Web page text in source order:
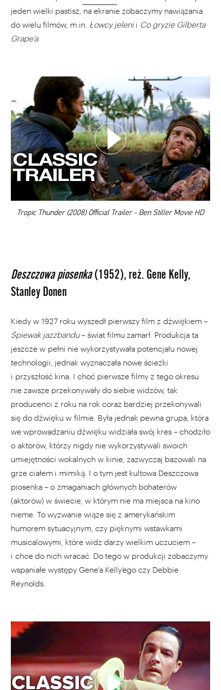
jeden wielki pastisz, na ekranie zobaczymy nawiązania
do wielu filmów, m.in. Łowcy jelenii Co gryzie Gilberta
Grape’a.
00:00
Tropic Thunder (2008) Official Trailer - Ben Stiller Movie HD
WYBIERZ SWOJĄ PLAYLISTĘ
DODAJ TEN FILM DO PLAYLISTY
Deszczowa piosenka(1952), reż. Gene Kelly,
Stanley Donen
Kiedy w 1927 roku wyszedł pierwszy film z dźwiękiem –
Śpiewak jazzbandu– świat filmu zamarł. Produkcja ta
jeszcze w pełni nie wykorzystywała potencjału nowej
technologii, jednak wyznaczała nowe ścieżki
i przyszłość kina. I choć pierwsze filmy z tego okresu
nie zawsze przekonywały do siebie widzów, tak
producenci z roku na rok coraz bardziej przekonywali
się do dźwięku w filmie. Była jednak pewna grupa, która
we wprowadzaniu dźwięku widziała swój kres – chodziło
o aktorów, którzy nigdy nie wykorzystywali swoich
umiejętności wokalnych w kinie, zazwyczaj bazowali na
grze ciałem i mimiką. I o tym jest kultowa Deszczowa
piosenka – o zmaganiach głównych bohaterów
(aktorów) w świecie, w którym nie ma miejsca na kino
nieme. To wyzwanie wiąże się z amerykańskim
humorem sytuacyjnym, czy pięknymi wstawkami
musicalowymi, które widz darzy wielkim uczuciem –
i chce do nich wracać. Do tego w produkcji zobaczymy
wspaniałe występy Gene’a Kelly’ego czy Debbie
Reynolds.
WYBIERZ SWOJĄ PLAYLISTĘ